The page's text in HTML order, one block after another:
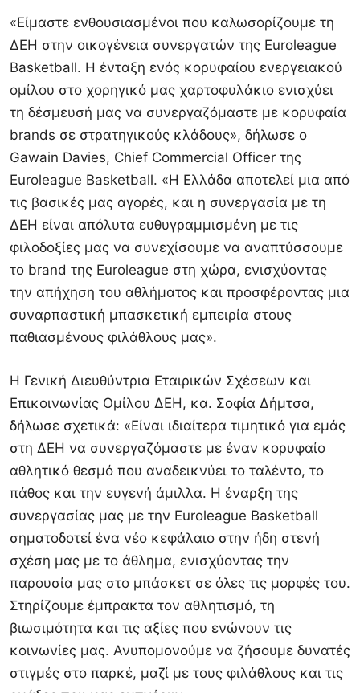
«Είμαστε ενθουσιασμένοι που καλωσορίζουμε τη
ΔΕΗ στην οικογένεια συνεργατών της Euroleague
Basketball. Η ένταξη ενός κορυφαίου ενεργειακού
ομίλου στο χορηγικό μας χαρτοφυλάκιο ενισχύει
τη δέσμευσή μας να συνεργαζόμαστε με κορυφαία
brands σε στρατηγικούς κλάδους», δήλωσε ο
Gawain Davies, Chief Commercial Officer της
Euroleague Basketball. «Η Ελλάδα αποτελεί μια από
τις βασικές μας αγορές, και η συνεργασία με τη
ΔΕΗ είναι απόλυτα ευθυγραμμισμένη με τις
φιλοδοξίες μας να συνεχίσουμε να αναπτύσσουμε
το brand της Euroleague στη χώρα, ενισχύοντας
την απήχηση του αθλήματος και προσφέροντας μια
συναρπαστική μπασκετική εμπειρία στους
παθιασμένους φιλάθλους μας».
Η Γενική Διευθύντρια Εταιρικών Σχέσεων και
Επικοινωνίας Ομίλου ΔΕΗ, κα. Σοφία Δήμτσα,
δήλωσε σχετικά: «Είναι ιδιαίτερα τιμητικό για εμάς
στη ΔΕΗ να συνεργαζόμαστε με έναν κορυφαίο
αθλητικό θεσμό που αναδεικνύει το ταλέντο, το
πάθος και την ευγενή άμιλλα. Η έναρξη της
συνεργασίας μας με την Euroleague Basketball
σηματοδοτεί ένα νέο κεφάλαιο στην ήδη στενή
σχέση μας με το άθλημα, ενισχύοντας την
παρουσία μας στο μπάσκετ σε όλες τις μορφές του.
Στηρίζουμε έμπρακτα τον αθλητισμό, τη
βιωσιμότητα και τις αξίες που ενώνουν τις
κοινωνίες μας. Ανυπομονούμε να ζήσουμε δυνατές
στιγμές στο παρκέ, μαζί με τους φιλάθλους και τις